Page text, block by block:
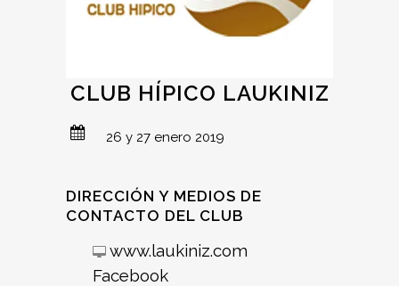
CLUB HÍPICO LAUKINIZ
26 y 27 enero 2019
DIRECCIÓN Y MEDIOS DE
CONTACTO DEL CLUB
www.laukiniz.com
Facebook